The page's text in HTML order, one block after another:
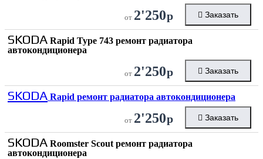
от 2'250р Заказать
SKODA Rapid Type 743 ремонт радиатора
автокондиционера
от 2'250р Заказать
SKODA Rapid ремонт радиатора автокондиционера
от 2'250р Заказать
SKODA Roomster Scout ремонт радиатора
автокондиционера